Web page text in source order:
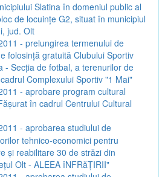
Slatina în domeniul public al
de locuinţe G2, situat în municipiul
jud. Olt
- prelungirea termenului de
folosinţă gratuită Clubului Sportiv
- Secţia de fotbal, a terenurilor de
Complexului Sportiv "1 Mai"
- aprobare program cultural
în cadrul Centrului Cultural
- aprobarea studiului de
tehnico-economici pentru
şi reabilitare 30 de străzi din
Olt - ALEEA îNFRăŢIRII"